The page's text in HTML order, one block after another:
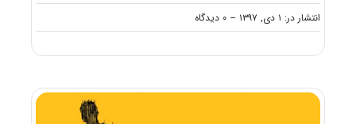
انتشار در: ۱ دی, ۱۳۹۷ -- ۰ دیدگاه
on
دانلود
۹۸